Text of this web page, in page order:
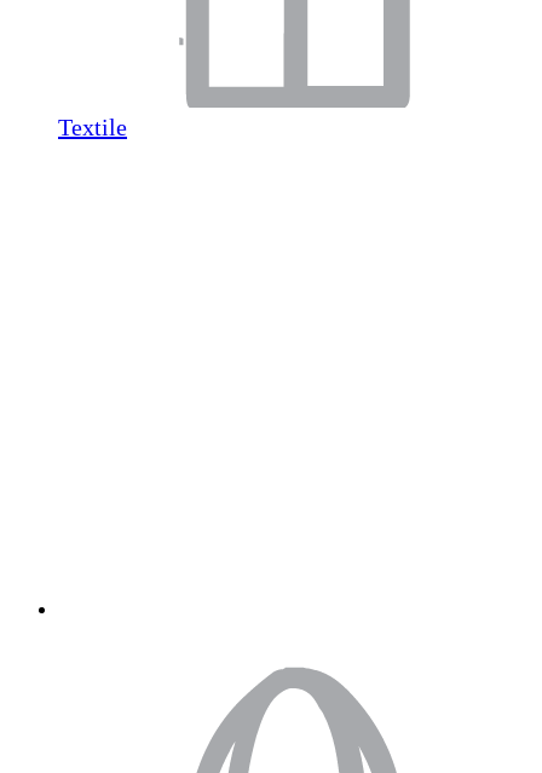
Textile